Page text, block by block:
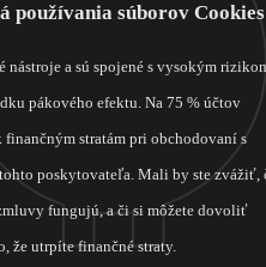
používania súborov Cookies
a sú spojené s vysokým
pákového efektu. Na 75 % účtov
stratám pri obchodovaní s
poskytovateľa. Mali by ste zvážiť,
fungujú, a či si môžete dovoliť
že utrpíte finančné straty.